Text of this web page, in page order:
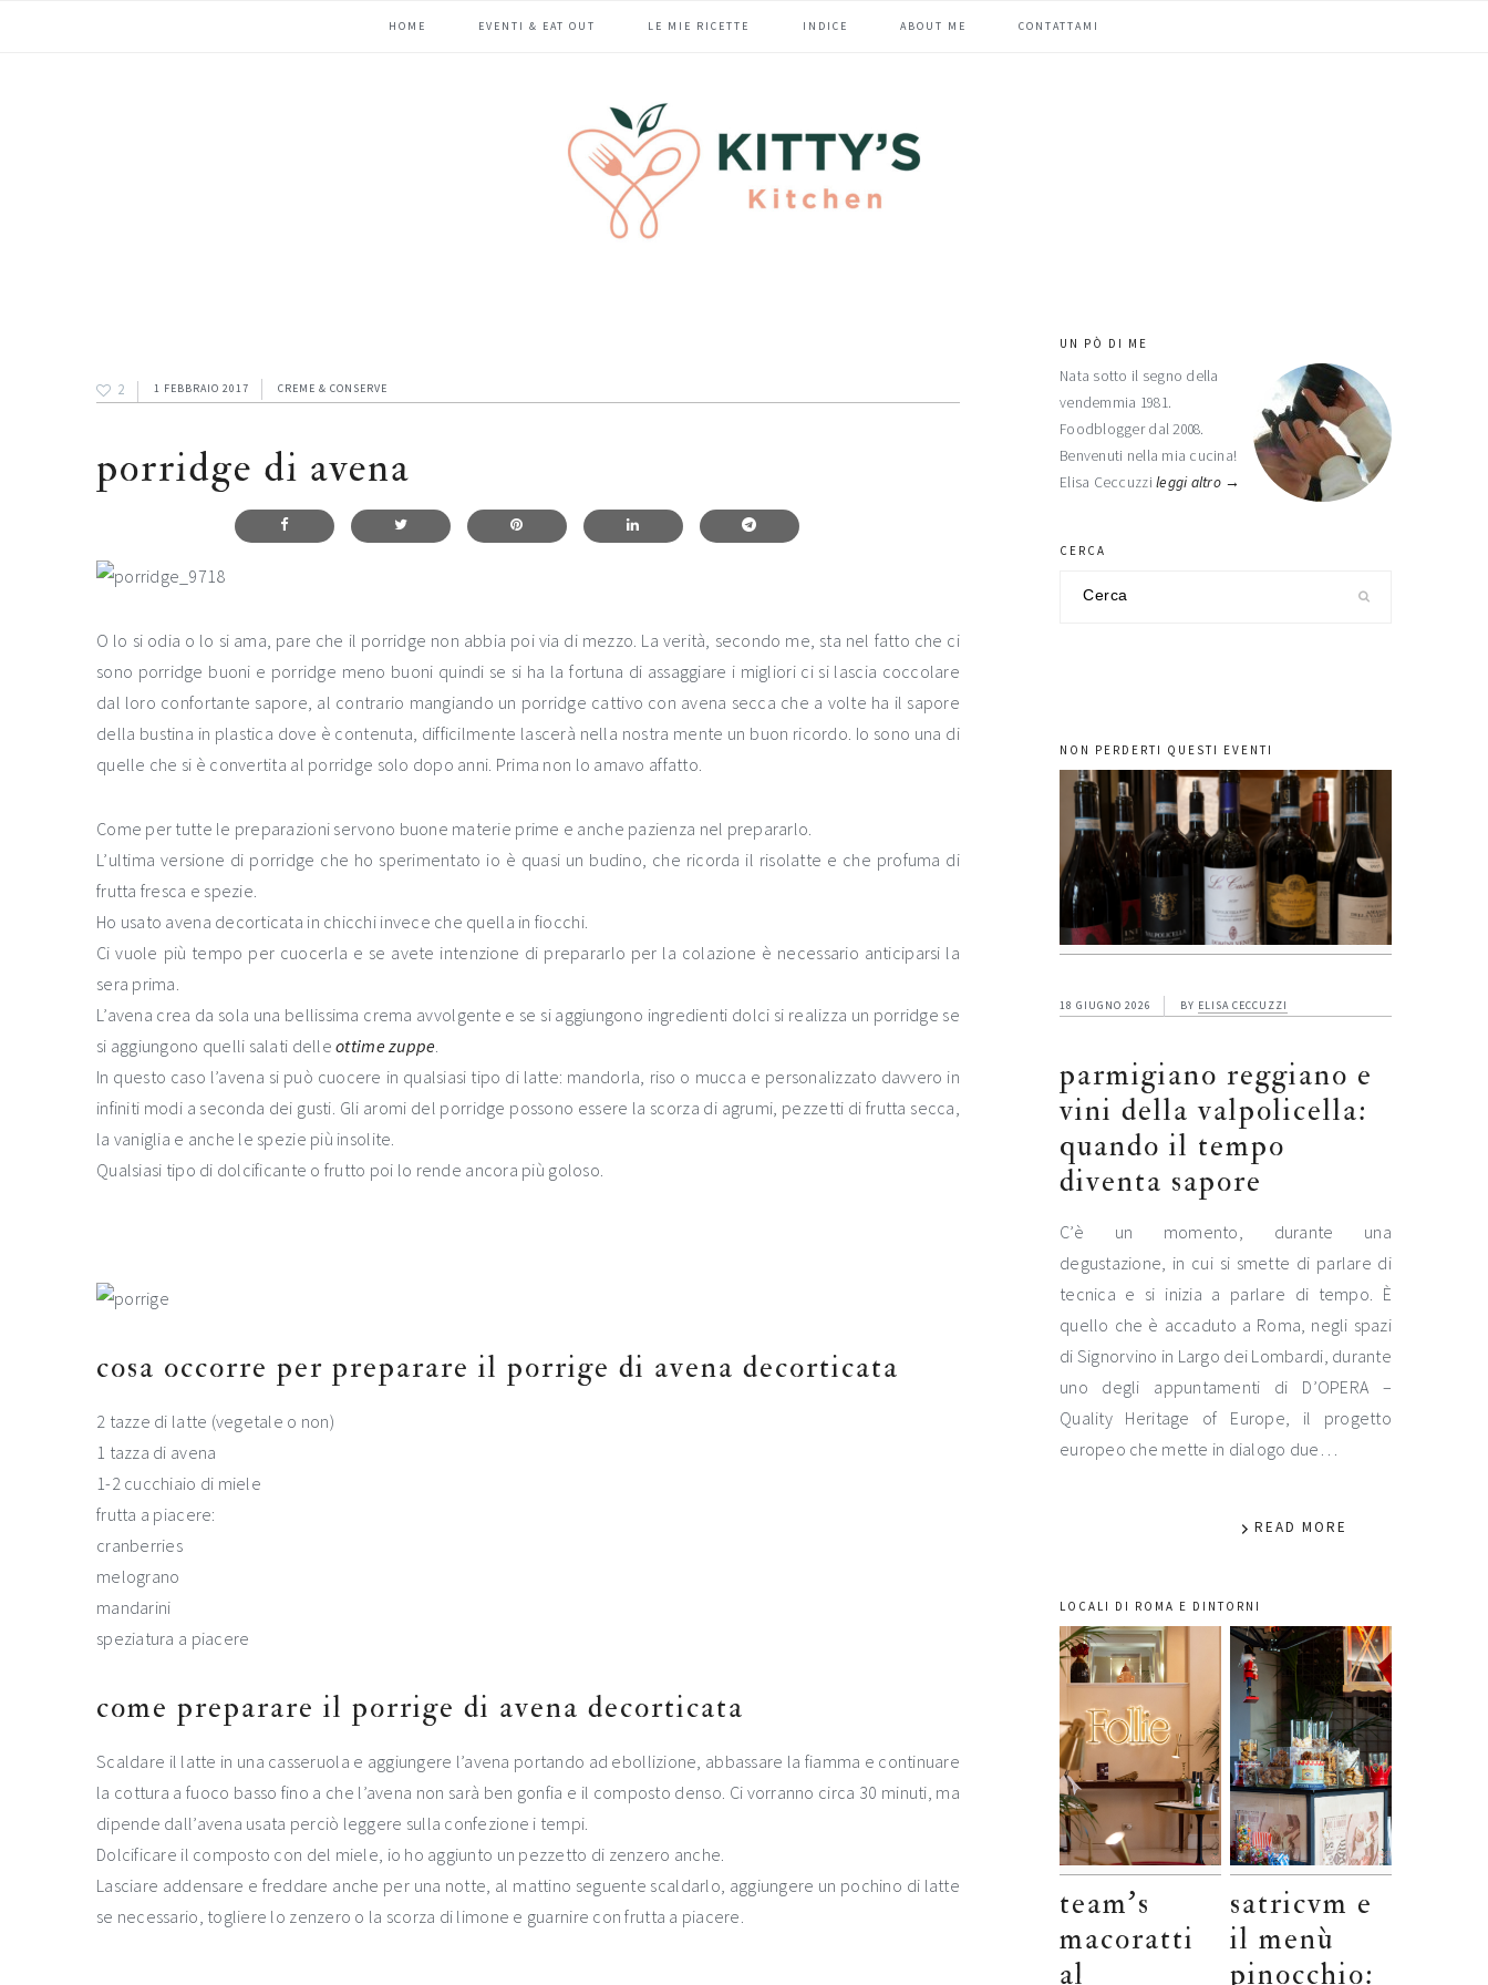
HOME EVENTI & EAT OUT LE MIE RICETTE INDICE ABOUT ME CONTATTAMI
2 1 FEBBRAIO 2017 CREME & CONSERVE
porridge di avena
O lo si odia o lo si ama, pare che il porridge non abbia poi via di mezzo. La verità, secondo me, sta nel fatto che ci
sono porridge buoni e porridge meno buoni quindi se si ha la fortuna di assaggiare i migliori ci si lascia coccolare
dal loro confortante sapore, al contrario mangiando un porridge cattivo con avena secca che a volte ha il sapore
della bustina in plastica dove è contenuta, difficilmente lascerà nella nostra mente un buon ricordo. Io sono una di
quelle che si è convertita al porridge solo dopo anni. Prima non lo amavo affatto.
Come per tutte le preparazioni servono buone materie prime e anche pazienza nel prepararlo.
L’ultima versione di porridge che ho sperimentato io è quasi un budino, che ricorda il risolatte e che profuma di
frutta fresca e spezie.
Ho usato avena decorticata in chicchi invece che quella in fiocchi.
Ci vuole più tempo per cuocerla e se avete intenzione di prepararlo per la colazione è necessario anticiparsi la
sera prima.
L’avena crea da sola una bellissima crema avvolgente e se si aggiungono ingredienti dolci si realizza un porridge se
si aggiungono quelli salati delleottime zuppe.
In questo caso l’avena si può cuocere in qualsiasi tipo di latte: mandorla, riso o mucca e personalizzato davvero in
infiniti modi a seconda dei gusti. Gli aromi del porridge possono essere la scorza di agrumi, pezzetti di frutta secca,
la vaniglia e anche le spezie più insolite.
Qualsiasi tipo di dolcificante o frutto poi lo rende ancora più goloso.
cosa occorre per preparare il porrige di avena decorticata
2 tazze di latte (vegetale o non)
1 tazza di avena
1-2 cucchiaio di miele
frutta a piacere:
cranberries
melograno
mandarini
speziatura a piacere
come preparare il porrige di avena decorticata
Scaldare il latte in una casseruola e aggiungere l’avena portando ad ebollizione, abbassare la fiamma e continuare
la cottura a fuoco basso fino a che l’avena non sarà ben gonfia e il composto denso. Ci vorranno circa 30 minuti, ma
dipende dall’avena usata perciò leggere sulla confezione i tempi.
Dolcificare il composto con del miele, io ho aggiunto un pezzetto di zenzero anche.
Lasciare addensare e freddare anche per una notte, al mattino seguente scaldarlo, aggiungere un pochino di latte
se necessario, togliere lo zenzero o la scorza di limone e guarnire con frutta a piacere.
barra
laterale
primaria
UN PÒ DI ME
Nata sotto il segno della
vendemmia 1981.
Foodblogger dal 2008.
Benvenuti nella mia cucina!
Elisa Ceccuzzileggi altro →
CERCA
NON PERDERTI QUESTI EVENTI
18 GIUGNO 2026 BY ELISA CECCUZZI
parmigiano reggiano e
vini della valpolicella:
quando il tempo
diventa sapore
C’è un momento, durante una
degustazione, in cui si smette di parlare di
tecnica e si inizia a parlare di tempo. È
quello che è accaduto a Roma, negli spazi
di Signorvino in Largo dei Lombardi, durante
uno degli appuntamenti di D’OPERA –
Quality Heritage of Europe, il progetto
europeo che mette in dialogo due…
READ MORE
LOCALI DI ROMA E DINTORNI
team’s
macoratti
al
satricvm e
il menù
pinocchio: